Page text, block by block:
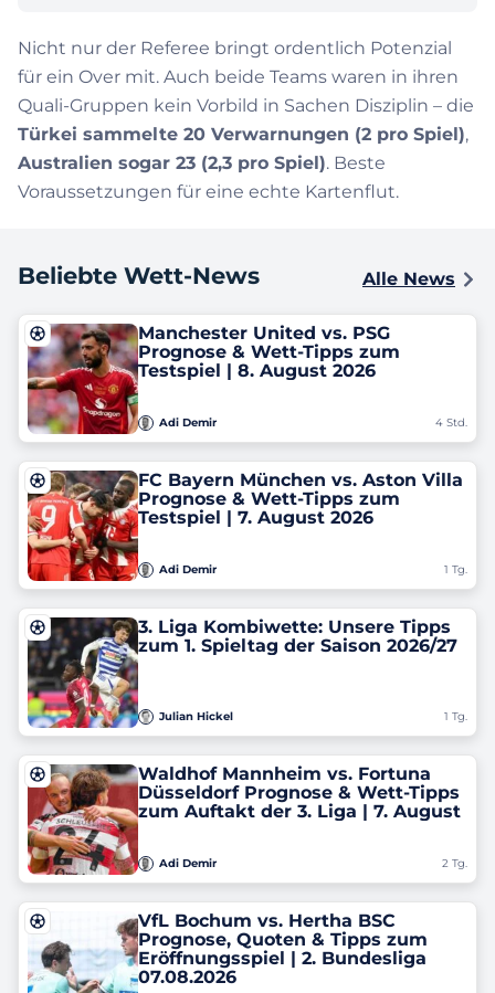
Nicht nur der Referee bringt ordentlich Potenzial
für ein Over mit. Auch beide Teams waren in ihren
Quali-Gruppen kein Vorbild in Sachen Disziplin – die
Türkei sammelte 20 Verwarnungen (2 pro Spiel),
Australien sogar 23 (2,3 pro Spiel). Beste
Voraussetzungen für eine echte Kartenflut.
Beliebte Wett-News Alle News
Manchester United vs. PSG
Prognose & Wett-Tipps zum
Testspiel | 8. August 2026
Adi Demir 4 Std.
FC Bayern München vs. Aston Villa
Prognose & Wett-Tipps zum
Testspiel | 7. August 2026
Adi Demir 1 Tg.
3. Liga Kombiwette: Unsere Tipps
zum 1. Spieltag der Saison 2026/27
Julian Hickel 1 Tg.
Waldhof Mannheim vs. Fortuna
Düsseldorf Prognose & Wett-Tipps
zum Auftakt der 3. Liga | 7. August
Adi Demir 2 Tg.
VfL Bochum vs. Hertha BSC
Prognose, Quoten & Tipps zum
Eröffnungsspiel | 2. Bundesliga
07.08.2026